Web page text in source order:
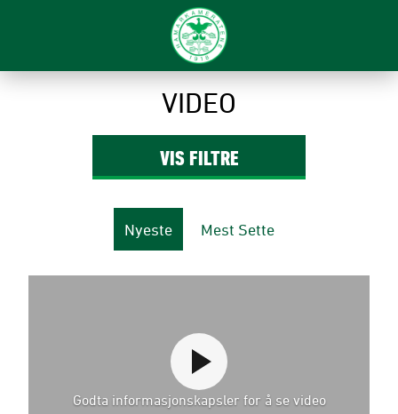
VIDEO
Nyeste Mest Sette
Godta informasjonskapsler for å se video
VISFILTRE